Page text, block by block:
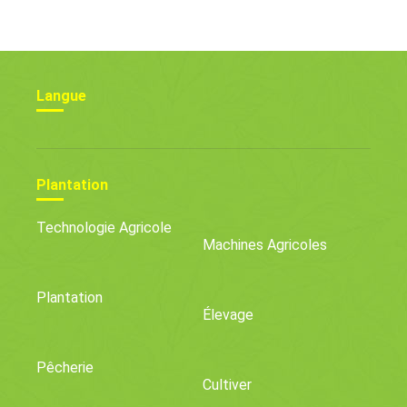
Langue
Plantation
Technologie Agricole
Machines Agricoles
Plantation
Élevage
Pêcherie
Cultiver